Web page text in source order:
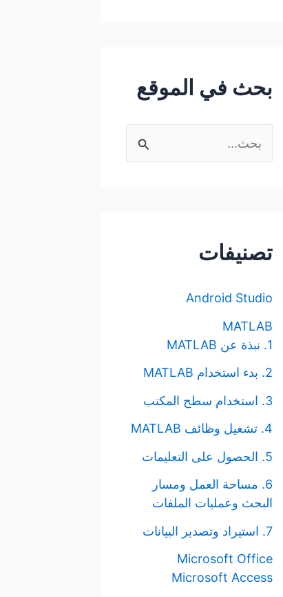
بحث في الموقع
ل
ع
تصنيفات
Android Studio
MATLAB
1. نبذة عن MATLAB
2. بدء استخدام MATLAB
3. استخدام سطح المكتب
4. تشغيل وظائف MATLAB
5. الحصول على التعليمات
6. مساحة العمل ومسار
البحث وعمليات الملفات
7. استيراد وتصدير البيانات
Microsoft Office
Microsoft Access